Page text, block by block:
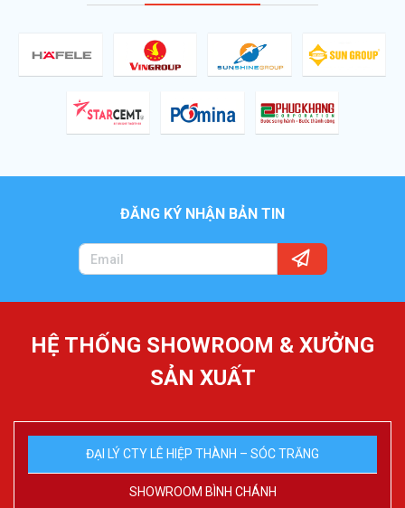
ĐĂNG KÝ NHẬN BẢN TIN
HỆ THỐNG SHOWROOM & XƯỞNG
SẢN XUẤT
ĐẠI LÝ CTY LÊ HIỆP THÀNH – SÓC TRĂNG
SHOWROOM BÌNH CHÁNH